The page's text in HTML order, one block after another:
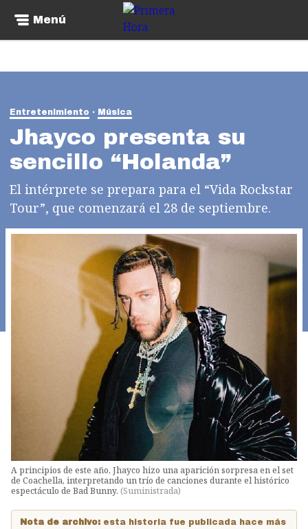
Menú
Entretenimiento Música
Jhayco presenta su
sencillo “Holanda”
El intérprete se prepara para el “Vida Rockstar
Tour”, que comenzará el 28 de septiembre.
A principios de este año, Jhayco hizo una aparición sorpresa en el set
de Coachella, interpretando un trío de canciones durante el histórico
espectáculo de Bad Bunny. (Suministrada)
Nota de archivo: esta historia fue publicada hace más